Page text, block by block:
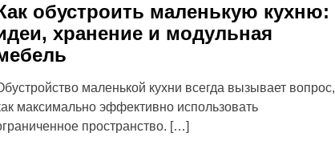
обустроить маленькую кухню:
хранение и модульная
маленькой кухни всегда вызывает вопрос,
максимально эффективно использовать
пространство. […]